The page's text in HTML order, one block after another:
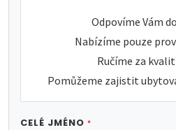
Odpovíme Vám
Nabízíme pouze
Ručíme za
Pomůžeme zajistit
CELÉ JMÉNO *